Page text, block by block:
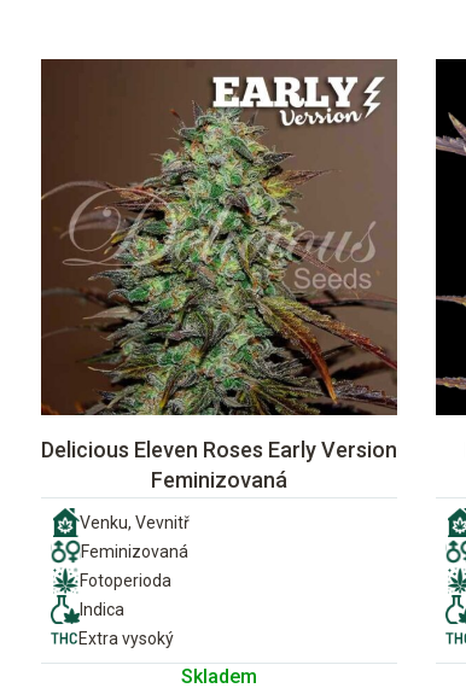
Delicious Eleven Roses Early Version
Feminizovaná
Venku, Vevnitř
Feminizovaná
Fotoperioda
Indica
Extra vysoký
Skladem